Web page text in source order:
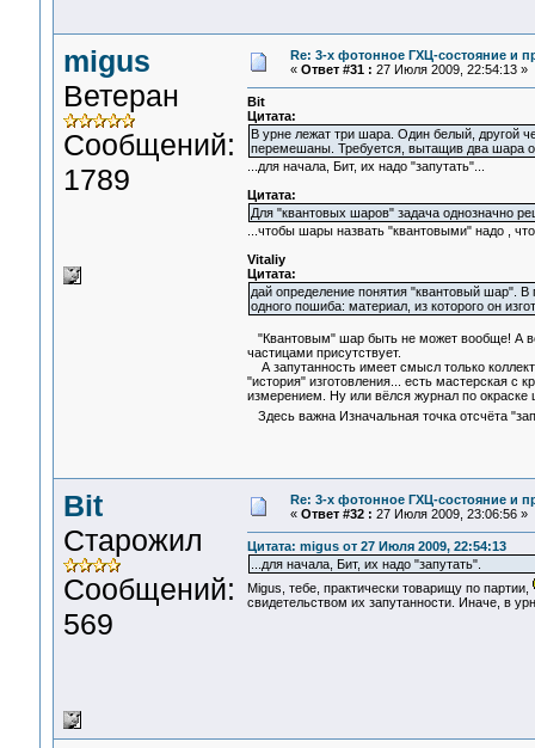
migus
Ветеран
Сообщений:
1789
Re: 3-x фотонное ГХЦ-состояние и
« Ответ #31 : 27 Июля 2009, 22:54:13 »
Bit
Цитата:
В урне лежат три шара. Один белый, другой
перемешаны. Требуется, вытащив два шара
...для начала, Бит, их надо "запутать"...
Цитата:
Для "квантовых шаров" задача однозначно
...чтобы шары назвать "квантовыми" надо ,
Vitaliy
Цитата:
дай определение понятия "квантовый шар".
одного пошиба: материал, из которого он
"Квантовым" шар быть не может вообще! А
частицами присутствует.
А запутанность имеет смысл только
"история" изготовления... есть мастерская с
измерением. Ну или вёлся журнал по окраске
Здесь важна Изначальная точка отсчёта
Bit
Старожил
Сообщений:
569
Re: 3-x фотонное ГХЦ-состояние и
« Ответ #32 : 27 Июля 2009, 23:06:56 »
Цитата: migus от 27 Июля 2009, 22:54:13
...для начала, Бит, их надо "запутать".
Migus, тебе, практически товарищу по партии,
свидетельством их запутанности. Иначе, в